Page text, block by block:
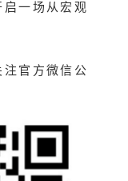
一场从宏观
注官方微信公